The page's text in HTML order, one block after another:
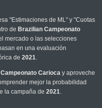
"Estimaciones de ML" y "Cuotas
de Brazilian Campeonato
mercado o las selecciones
en una evaluación
de 2021.
Cariocay aproveche
mejor la probabilidad
la campaña de 2021.